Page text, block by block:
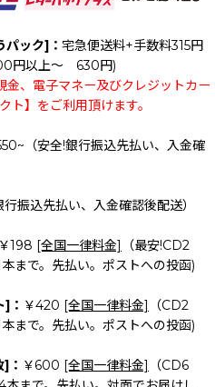
ック]： 宅急便送料+手数料315円
円以上～ 630円)
金、電子マネー及びクレジットカー
ト】をご利用頂けます。
（安全!銀行振込先払い、入金確
振込先払い、入金確認後配送）
￥198 [全国一律料金]
（最安!CD2
まで。先払い。ポストへの投函)
： ￥420 [全国一律料金]
（CD2
まで。先払い。ポストへの投函)
： ￥600 [全国一律料金]
（CD6